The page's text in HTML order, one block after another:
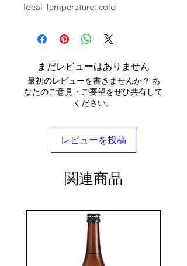
Ideal Temperature: cold
まだレビューはありません
最初のレビューを書きませんか？ あ
なたのご意見・ご要望をぜひ共有して
ください。
レビューを投稿
関連商品